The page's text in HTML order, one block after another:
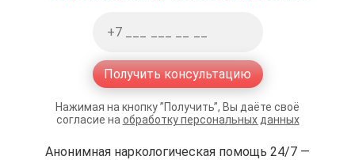
Получить консультацию
Нажимая на кнопку ”Получить”, Вы даёте своё
согласие на обработку персональных данных
Анонимная наркологическая помощь 24/7 —